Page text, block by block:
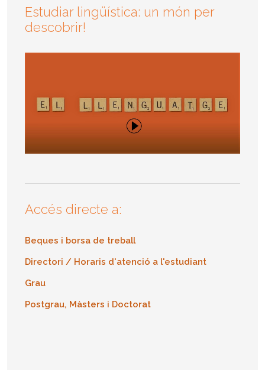
Estudiar lingüística: un món per
descobrir!
Accés directe a:
Beques i borsa de treball
Directori / Horaris d'atenció a l'estudiant
Grau
Postgrau, Màsters i Doctorat